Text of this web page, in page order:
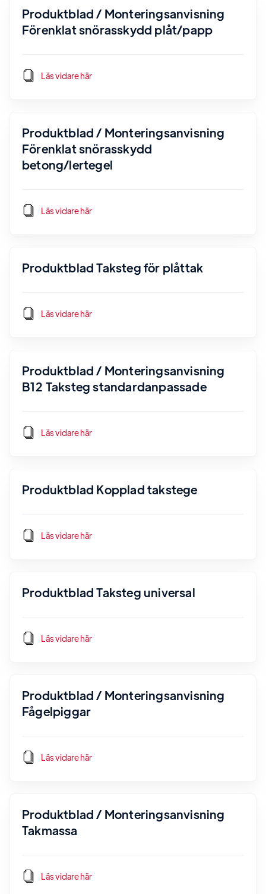
Produktblad / Monteringsanvisning
Förenklat snörasskydd plåt/papp
Läs vidare här
Produktblad / Monteringsanvisning
Förenklat snörasskydd
betong/lertegel
Läs vidare här
Produktblad Taksteg för plåttak
Läs vidare här
Produktblad / Monteringsanvisning
B12 Taksteg standardanpassade
Läs vidare här
Produktblad Kopplad takstege
Läs vidare här
Produktblad Taksteg universal
Läs vidare här
Produktblad / Monteringsanvisning
Fågelpiggar
Läs vidare här
Produktblad / Monteringsanvisning
Takmassa
Läs vidare här